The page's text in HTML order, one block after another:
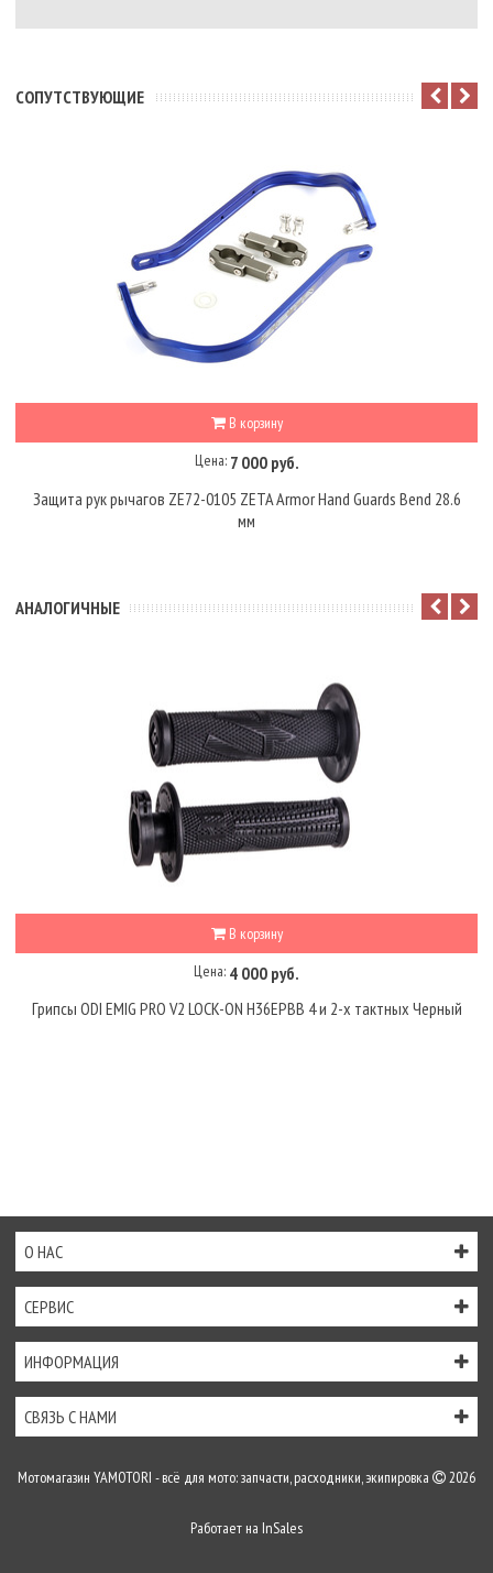
CОПУТСТВУЮЩИЕ
В корзину
Цена: 7 000 руб.
Защита рук рычагов ZE72-0105 ZETA Armor Hand Guards Bend 28.6
мм
АНАЛОГИЧНЫЕ
В корзину
Цена: 4 000 руб.
Грипсы ODI EMIG PRO V2 LOCK-ON H36EPBB 4 и 2-х тактных Черный
О НАС
СЕРВИС
ИНФОРМАЦИЯ
СВЯЗЬ С НАМИ
Мотомагазин YAMOTORI - всё для мото: запчасти, расходники, экипировка 2026
Работает на InSales